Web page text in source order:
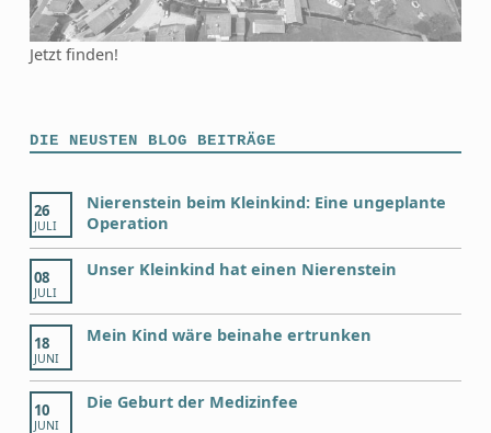
Jetzt finden!
DIE NEUSTEN BLOG BEITRÄGE
26
JULI
Nierenstein beim Kleinkind: Eine ungeplante
Operation
08
JULI
Unser Kleinkind hat einen Nierenstein
18
JUNI
Mein Kind wäre beinahe ertrunken
10
JUNI
Die Geburt der Medizinfee